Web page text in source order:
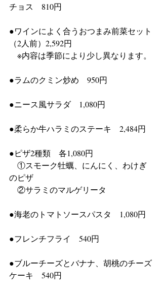
チョス　810円
●ワインによく合うおつまみ前菜セット
（2人前）2,592円
※内容は季節により少し異なります。
●ラムのクミン炒め　950円
●ニース風サラダ　1,080円
●柔らか牛ハラミのステーキ　2,484円
●ピザ2種類　各1,080円
①スモーク牡蠣、にんにく、わけぎ
のピザ
②サラミのマルゲリータ
●海老のトマトソースパスタ　1,080円
●フレンチフライ　540円
●ブルーチーズとバナナ、胡桃のチーズ
ケーキ　540円